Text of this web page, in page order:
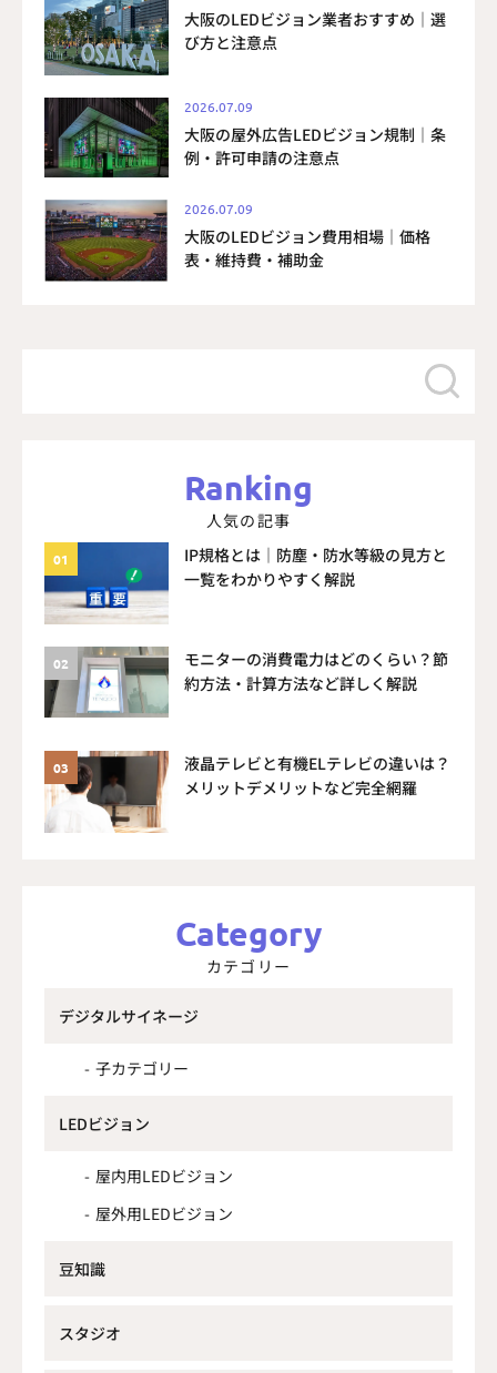
大阪のLEDビジョン業者おすすめ｜選
び方と注意点
2026.07.09
大阪の屋外広告LEDビジョン規制｜条
例・許可申請の注意点
2026.07.09
大阪のLEDビジョン費用相場｜価格
表・維持費・補助金
Ranking
人気の記事
IP規格とは｜防塵・防水等級の見方と
一覧をわかりやすく解説
モニターの消費電力はどのくらい？節
約方法・計算方法など詳しく解説
液晶テレビと有機ELテレビの違いは？
メリットデメリットなど完全網羅
Category
カテゴリー
デジタルサイネージ
子カテゴリー
LEDビジョン
屋内用LEDビジョン
屋外用LEDビジョン
豆知識
スタジオ